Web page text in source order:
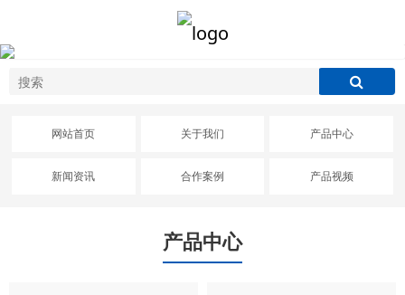
网站首页 关于我们 产品中心
新闻资讯 合作案例 产品视频
产品中心